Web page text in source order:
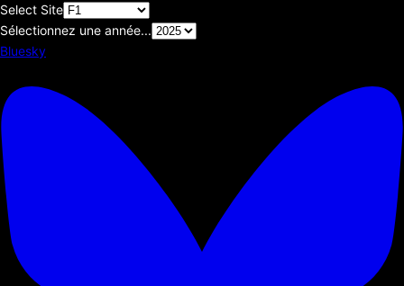
Select Site
Sélectionnez une année...
Bluesky